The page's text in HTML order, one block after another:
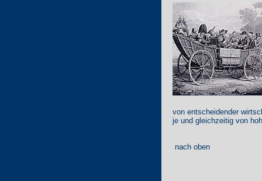
von entscheidender
je und gleichzeitig von
nach oben